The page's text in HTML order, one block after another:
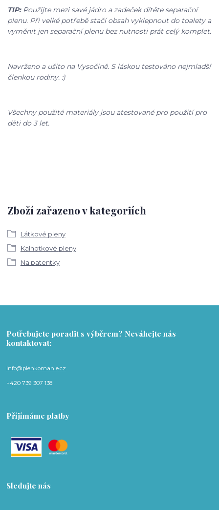
TIP: Použijte mezi savé jádro a zadeček dítěte separační
plenu. Při velké potřebě stačí obsah vyklepnout do toalety a
vyměnit jen separační plenu bez nutnosti prát celý komplet.
Navrženo a ušito na Vysočině. S láskou testováno nejmladší
členkou rodiny. :)
Všechny použité materiály jsou atestované pro použití pro
děti do 3 let.
Zboží zařazeno v kategoriích
Látkové pleny
Kalhotkové pleny
Na patentky
Potřebujete poradit s výběrem? Neváhejte nás
kontaktovat:
info@plenkomanie.cz
+420 739 307 138
Příjímáme platby
Sledujte nás